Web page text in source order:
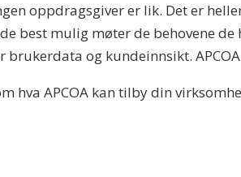
oppdragsgiver er lik. Det er
best mulig møter de behovene
brukerdata og kundeinnsikt.
hva APCOA kan tilby din